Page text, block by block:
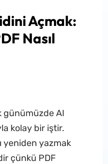
Açmak:
Nasıl
günümüzde AI
kolay bir iştir.
yeniden yazmak
çünkü PDF